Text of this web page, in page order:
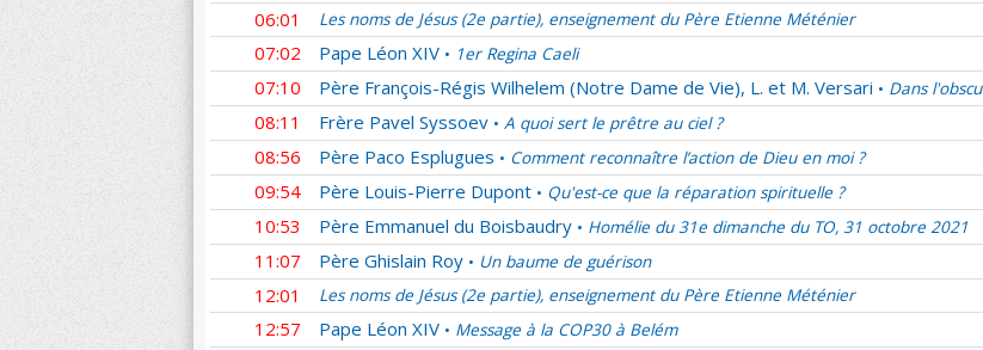
06:01 Les noms de Jésus (2e partie), enseignement du Père Etienne Méténier
07:02 Pape Léon XIV • 1er Regina Caeli
07:10 Père François-Régis Wilhelem (Notre Dame de Vie), L. et M. Versari • Dans
08:11 Frère Pavel Syssoev • A quoi sert le prêtre au ciel ?
08:56 Père Paco Esplugues • Comment reconnaître l’action de Dieu en moi ?
09:54 Père Louis-Pierre Dupont • Qu'est-ce que la réparation spirituelle ?
10:53 Père Emmanuel du Boisbaudry • Homélie du 31e dimanche du TO, 31 octobre 2021
11:07 Père Ghislain Roy • Un baume de guérison
12:01 Les noms de Jésus (2e partie), enseignement du Père Etienne Méténier
12:57 Pape Léon XIV • Message à la COP30 à Belém